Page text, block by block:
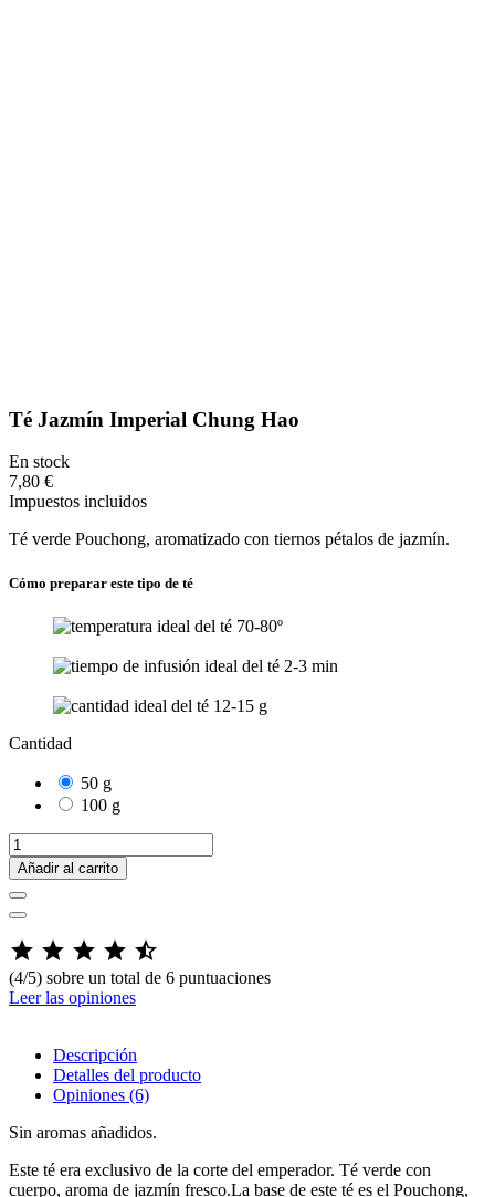
Té Jazmín Imperial Chung Hao
En stock
7,80 €
Impuestos incluidos
Té verde Pouchong, aromatizado con tiernos pétalos de jazmín.
Cómo preparar este tipo de té
70-80º
2-3 min
12-15 g
Cantidad
50 g
100 g
Añadir al carrito
    
(4/5) sobre un total de 6 puntuaciones
Leer las opiniones
Descripción
Detalles del producto
Opiniones (6)
Sin aromas añadidos.
Este té era exclusivo de la corte del emperador. Té verde con
cuerpo, aroma de jazmín fresco.La base de este té es el Pouchong,